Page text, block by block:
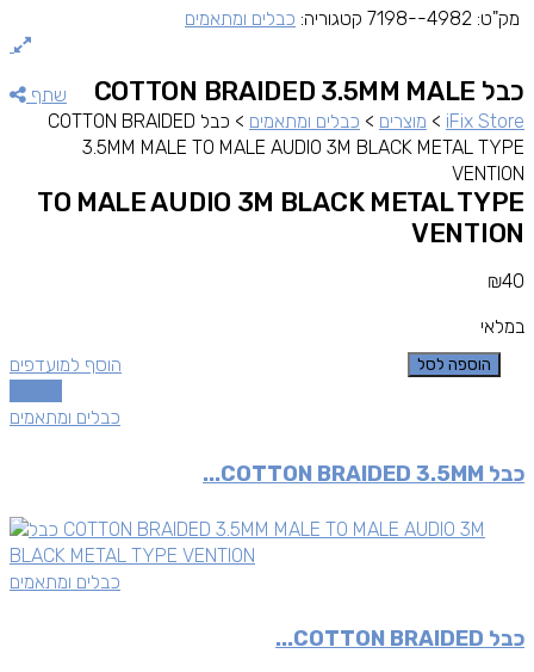
שתף
iFix Store
> מוצרים > כבלים ומתאמים >
כבל COTTON BRAIDED
3.5MM MALE TO MALE AUDIO 3M BLACK METAL TYPE
VENTION
כבל COTTON BRAIDED 3.5MM MALE
TO MALE AUDIO 3M BLACK METAL TYPE
VENTION
₪40
במלאי
הוספה לסל
הוסף למועדפים
מק"ט: 4982--7198 קטגוריה: כבלים ומתאמים
כבלים ומתאמים
כבל COTTON BRAIDED 3.5MM...
כבלים ומתאמים
כבל COTTON BRAIDED...